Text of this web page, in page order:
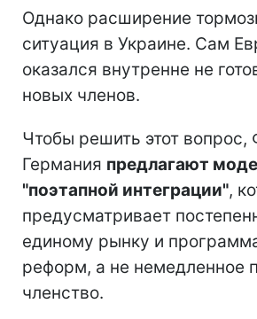
Однако расширение
ситуация в Украине. Сам
оказался внутренне не
новых членов.
Чтобы решить этот вопрос,
Германия предлагают
"поэтапной интеграции",
предусматривает
единому рынку и
реформ, а не немедленное
членство.